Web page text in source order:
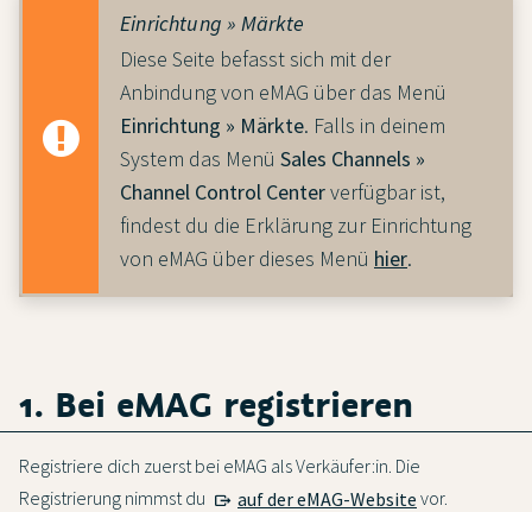
Einrichtung » Märkte
Diese Seite befasst sich mit der
Anbindung von eMAG über das Menü
Einrichtung » Märkte. Falls in deinem
System das Menü Sales Channels »
Channel Control Centerverfügbar ist,
findest du die Erklärung zur Einrichtung
von eMAG über dieses Menü hier.
1. Bei eMAG registrieren
Registriere dich zuerst bei eMAG als Verkäufer:in. Die
Registrierung nimmst du
auf der eMAG-Website vor.